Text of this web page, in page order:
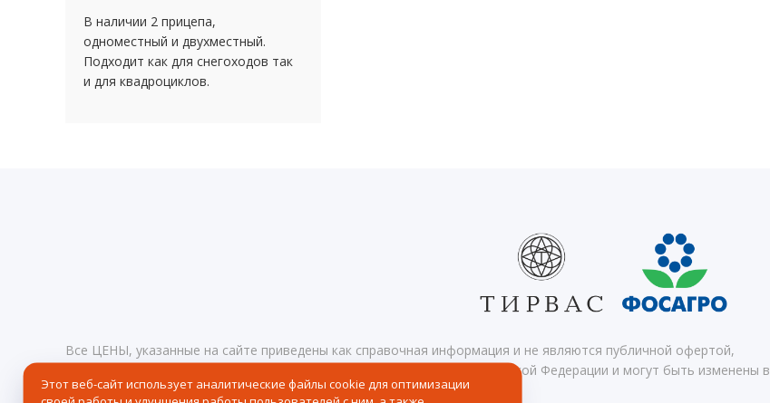
В наличии 2 прицепа,
одноместный и двухместный.
Подходит как для снегоходов так
и для квадроциклов.
Все ЦЕНЫ, указанные на сайте приведены как справочная информация и не являются публичной офертой,
определяемой положениями статьи 437 Гражданского кодекса Российской Федерации и могут быть изменены в
любое время без предупреждения. Реквизиты
Этот веб-сайт использует аналитические файлы cookie для оптимизации